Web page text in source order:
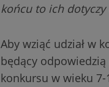
końcu to ich
Aby wziąć udział w
będący
konkursu w wieku